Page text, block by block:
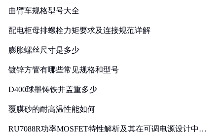
曲臂车规格型号大全
配电柜母排螺栓力矩要求及连接规范详解
膨胀螺丝尺寸是多少
镀锌方管有哪些常见规格和型号
D400球墨铸铁井盖重多少
覆膜砂的耐高温性能如何
RU7088R功率MOSFET特性解析及其在可调电源设计中的